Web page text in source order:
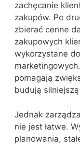
zachęcanie
zakupów. Po
zbierać cenne
zakupowych
wykorzystane
pomagają
budują
Jednak
nie jest łatwe.
planowania,